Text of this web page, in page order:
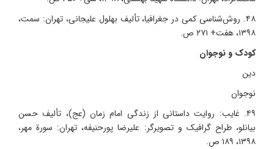
۴۸. روش‌شناسی کمی در جغرافیا، تألیف بهلول علیجانی، تهران: سمت،
۱۳۹۸، هفت+ ۲۷۱ ص.
کودک و نوجوان
دین
نوجوان
۴۹. غایب: روایت داستانی از زندگی امام زمان (عج)، تألیف حسن
بیانلو، طراح گرافیک و تصویرگر: علیرضا پورحنیفه، تهران: سورة مهر،
۱۳۹۸، ۱۸۹ ص.